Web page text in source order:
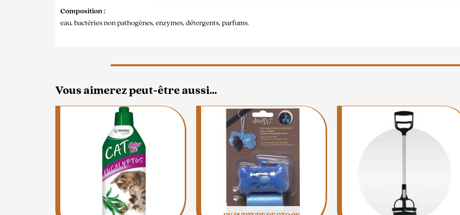
Composition :
eau, bactéries non pathogènes, enzymes, détergents, parfums.
Vous aimerez peut-être aussi…